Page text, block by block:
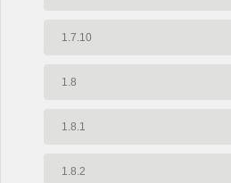
1.7.10
1.8
1.8.1
1.8.2